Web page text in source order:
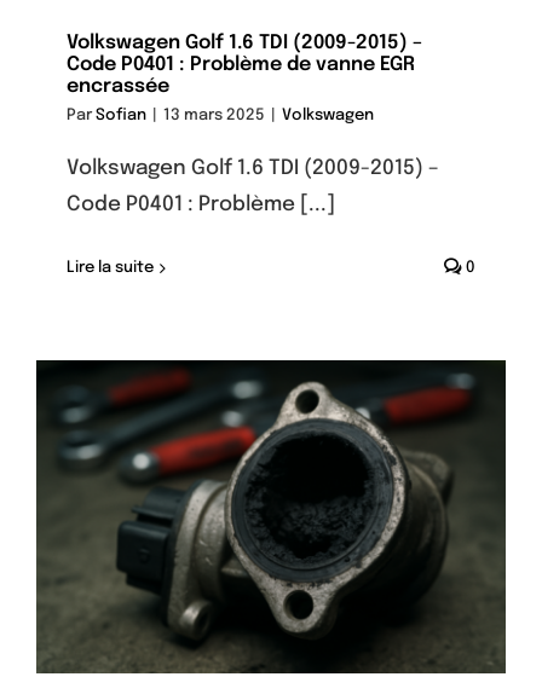
Volkswagen Golf 1.6 TDI (2009-2015) –
Code P0401 : Problème de vanne EGR
encrassée
ParSofian 13 mars 2025 Volkswagen
Volkswagen Golf 1.6 TDI (2009-2015) –
Code P0401 : Problème [...]
Lire la suite 0